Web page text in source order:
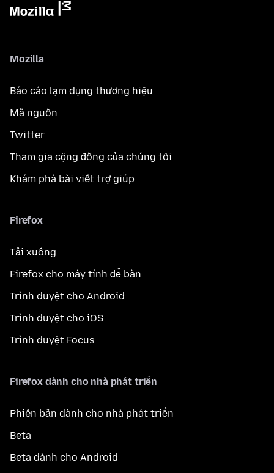
Mozilla
Báo cáo lạm dụng thương hiệu
Mã nguồn
Twitter
Tham gia cộng đồng của chúng tôi
Khám phá bài viết trợ giúp
Firefox
Tải xuống
Firefox cho máy tính để bàn
Trình duyệt cho Android
Trình duyệt cho iOS
Trình duyệt Focus
Firefox dành cho nhà phát triển
Phiên bản dành cho nhà phát triển
Beta
Beta dành cho Android